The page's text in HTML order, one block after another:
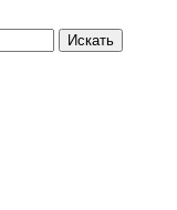
Искать